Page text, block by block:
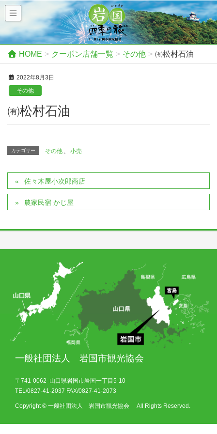
HOME クーポン店舗一覧 その他 ㈲松村石油
2022年8月3日
その他
㈲松村石油
カテゴリー その他 小売
佐々木屋小次郎商店
農家民宿 かじ屋
一般社団法人 岩国市観光協会
〒741-0062 山口県岩国市岩国一丁目5-10
TEL/0827-41-2037 FAX/0827-41-2073
Copyright © 一般社団法人 岩国市観光協会 All Rights Reserved.